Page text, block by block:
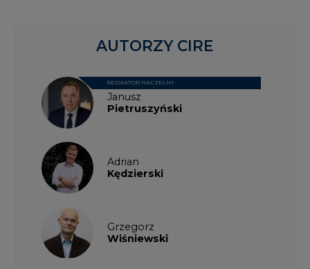
Janusz
Pietruszyński
REDAKTOR NACZELNY
Adrian
Kędzierski
Grzegorz
Wiśniewski
AUTORZY CIRE